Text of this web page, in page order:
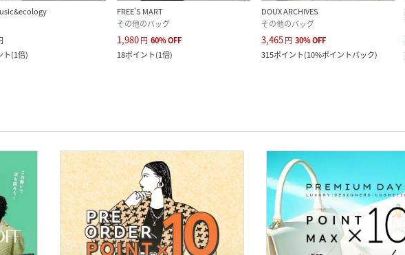
ト(1倍)
FREE'S MART
その他のバッグ
1,980円 60%OFF
18ポイント(1倍)
DOUX ARCHIVES
その他のバッグ
3,465円 30%OFF
315ポイント(10%ポイントバック)